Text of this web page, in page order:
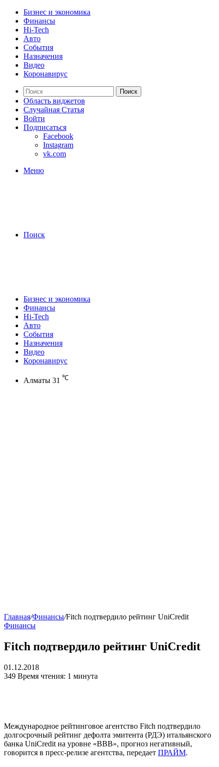
Бизнес и экономика
Финансы
Hi-Tech
Авто
События
Назначения
Видео
Коронавирус
Поиск
Область виджетов
Случайная Статья
Войти
Подписаться
Facebook
Instagram
vk.com
Меню
Поиск
Бизнес и экономика
Финансы
Hi-Tech
Авто
События
Назначения
Видео
Коронавирус
Алматы 31 ℃
Главная/Финансы/Fitch подтвердило рейтинг UniCredit
Финансы
Fitch подтвердило рейтинг UniCredit
01.12.2018
349 Время чтения: 1 минута
Международное рейтинговое агентство Fitch подтвердило
долгосрочный рейтинг дефолта эмитента (РДЭ) итальянского
банка UniCredit на уровне «BBB», прогноз негативный,
говорится в пресс-релизе агентства, передает ПРАЙМ.